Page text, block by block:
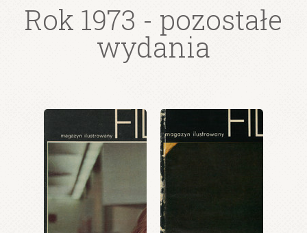
wydanie: 45/1973
Rok 1973 - pozostałe
wydania